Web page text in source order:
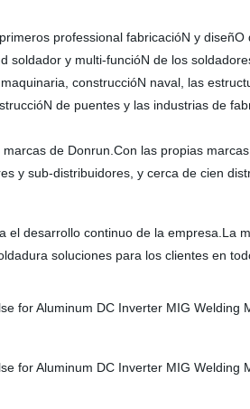
professional fabricacióN y
soldador y multi-funcióN de los
construccióN naval, las
de puentes y las industrias de
de Donrun.Con las propias
y sub-distribuidores, y cerca de cien
el desarrollo continuo de la
soluciones para los clientes en